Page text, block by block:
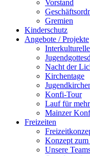
Vorstand
Gremien
Kinderschutz
Angebote / Projekte
Nacht der
Kirchentage
Konfi-Tour
Lauf für
Mainzer
Freizeiten
Konzept
Unsere